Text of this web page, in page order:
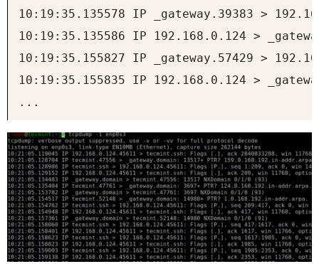
10:19:35.135578 IP _gateway.39383 >
10:19:35.135586 IP 192.168.0.124 >
10:19:35.155827 IP _gateway.57429 >
10:19:35.155835 IP 192.168.0.124 >
...